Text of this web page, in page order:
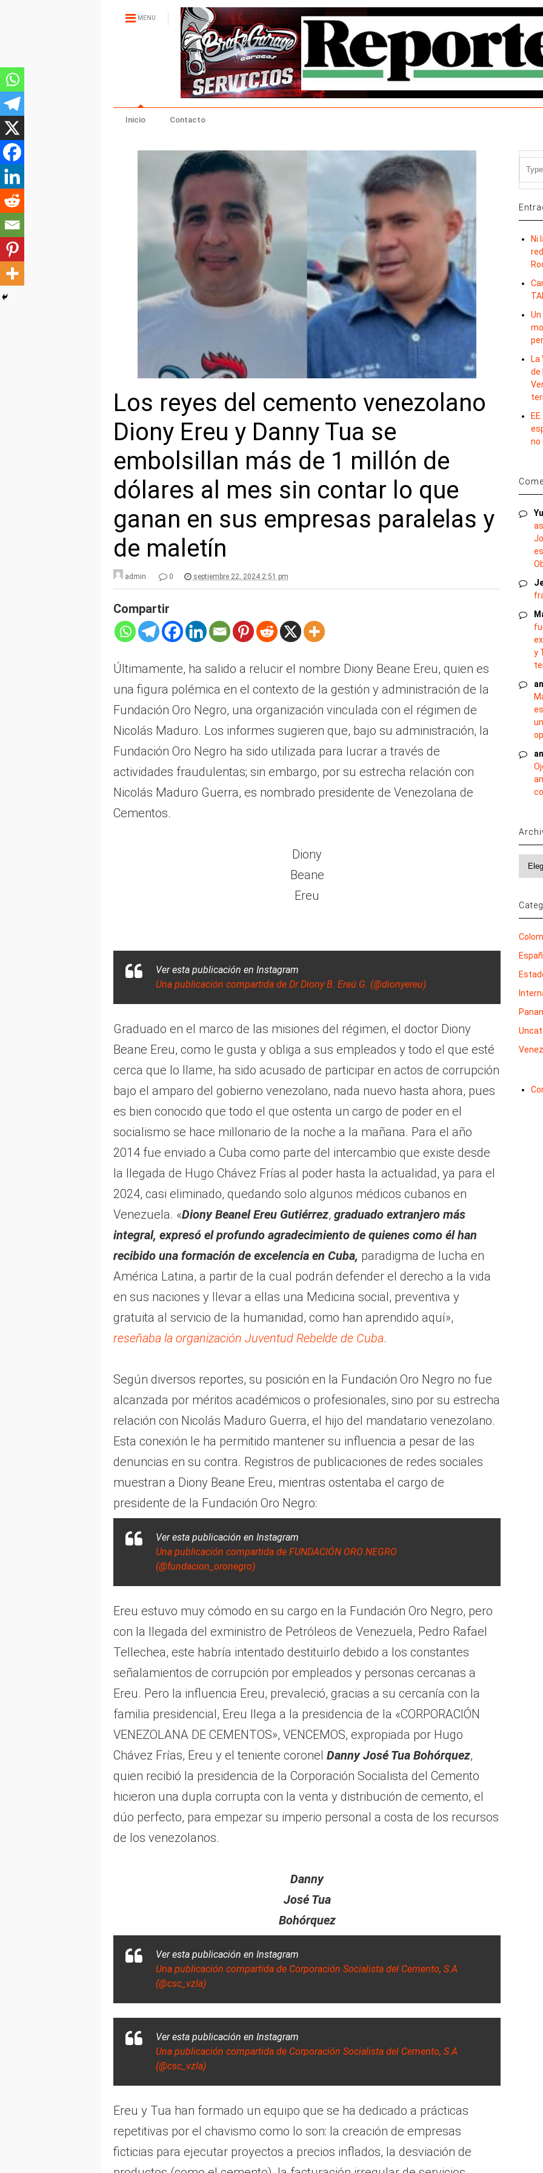
MENU
Inicio Contacto
Los reyes del cemento venezolano
Diony Ereu y Danny Tua se
embolsillan más de 1 millón de
dólares al mes sin contar lo que
ganan en sus empresas paralelas y
de maletín
admin 0 septiembre 22, 2024 2:51 pm
Compartir
Últimamente, ha salido a relucir el nombre Diony Beane Ereu, quien es
una figura polémica en el contexto de la gestión y administración de la
Fundación Oro Negro, una organización vinculada con el régimen de
Nicolás Maduro. Los informes sugieren que, bajo su administración, la
Fundación Oro Negro ha sido utilizada para lucrar a través de
actividades fraudulentas; sin embargo, por su estrecha relación con
Nicolás Maduro Guerra, es nombrado presidente de Venezolana de
Cementos.
Diony
Beane
Ereu
Ver esta publicación en Instagram
Una publicación compartida de Dr Diony B. Ereú G. (@dionyereu)
Graduado en el marco de las misiones del régimen, el doctor Diony
Beane Ereu, como le gusta y obliga a sus empleados y todo el que esté
cerca que lo llame, ha sido acusado de participar en actos de corrupción
bajo el amparo del gobierno venezolano, nada nuevo hasta ahora, pues
es bien conocido que todo el que ostenta un cargo de poder en el
socialismo se hace millonario de la noche a la mañana. Para el año
2014 fue enviado a Cuba como parte del intercambio que existe desde
la llegada de Hugo Chávez Frías al poder hasta la actualidad, ya para el
2024, casi eliminado, quedando solo algunos médicos cubanos en
Venezuela. «Diony Beanel Ereu Gutiérrez, graduado extranjero más
integral, expresó el profundo agradecimiento de quienes como él han
recibido una formación de excelencia en Cuba, paradigma de lucha en
América Latina, a partir de la cual podrán defender el derecho a la vida
en sus naciones y llevar a ellas una Medicina social, preventiva y
gratuita al servicio de la humanidad, como han aprendido aquí»,
reseñaba la organización Juventud Rebelde de Cuba.
Según diversos reportes, su posición en la Fundación Oro Negro no fue
alcanzada por méritos académicos o profesionales, sino por su estrecha
relación con Nicolás Maduro Guerra, el hijo del mandatario venezolano.
Esta conexión le ha permitido mantener su influencia a pesar de las
denuncias en su contra. Registros de publicaciones de redes sociales
muestran a Diony Beane Ereu, mientras ostentaba el cargo de
presidente de la Fundación Oro Negro:
Ver esta publicación en Instagram
Una publicación compartida de FUNDACIÓN ORO NEGRO
(@fundacion_oronegro)
Ereu estuvo muy cómodo en su cargo en la Fundación Oro Negro, pero
con la llegada del exministro de Petróleos de Venezuela, Pedro Rafael
Tellechea, este habría intentado destituirlo debido a los constantes
señalamientos de corrupción por empleados y personas cercanas a
Ereu. Pero la influencia Ereu, prevaleció, gracias a su cercanía con la
familia presidencial, Ereu llega a la presidencia de la «CORPORACIÓN
VENEZOLANA DE CEMENTOS», VENCEMOS, expropiada por Hugo
Chávez Frías, Ereu y el teniente coronel Danny José Tua Bohórquez,
quien recibió la presidencia de la Corporación Socialista del Cemento
hicieron una dupla corrupta con la venta y distribución de cemento, el
dúo perfecto, para empezar su imperio personal a costa de los recursos
de los venezolanos.
Danny
José Tua
Bohórquez
Ver esta publicación en Instagram
Una publicación compartida de Corporación Socialista del Cemento, S.A
(@csc_vzla)
Ver esta publicación en Instagram
Una publicación compartida de Corporación Socialista del Cemento, S.A
(@csc_vzla)
Ereu y Tua han formado un equipo que se ha dedicado a prácticas
repetitivas por el chavismo como lo son: la creación de empresas
ficticias para ejecutar proyectos a precios inflados, la desviación de
Ni
La
de
no
y